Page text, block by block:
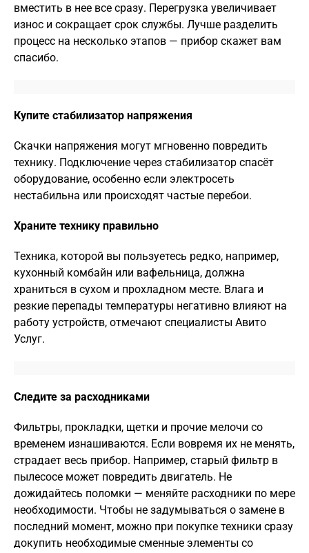
вместить в нее все сразу. Перегрузка увеличивает
износ и сокращает срок службы. Лучше разделить
процесс на несколько этапов — прибор скажет вам
спасибо.
Купите стабилизатор напряжения
Скачки напряжения могут мгновенно повредить
технику. Подключение через стабилизатор спасёт
оборудование, особенно если электросеть
нестабильна или происходят частые перебои.
Храните технику правильно
Техника, которой вы пользуетесь редко, например,
кухонный комбайн или вафельница, должна
храниться в сухом и прохладном месте. Влага и
резкие перепады температуры негативно влияют на
работу устройств, отмечают специалисты Авито
Услуг.
Следите за расходниками
Фильтры, прокладки, щетки и прочие мелочи со
временем изнашиваются. Если вовремя их не менять,
страдает весь прибор. Например, старый фильтр в
пылесосе может повредить двигатель. Не
дожидайтесь поломки — меняйте расходники по мере
необходимости. Чтобы не задумываться о замене в
последний момент, можно при покупке техники сразу
докупить необходимые сменные элементы со